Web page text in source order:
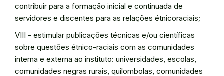
contribuir para a formação inicial e continuada de
servidores e discentes para as relações étnicoraciais;
VIII - estimular publicações técnicas e/ou científicas
sobre questões étnico-raciais com as comunidades
interna e externa ao instituto: universidades, escolas,
comunidades negras rurais, quilombolas, comunidades